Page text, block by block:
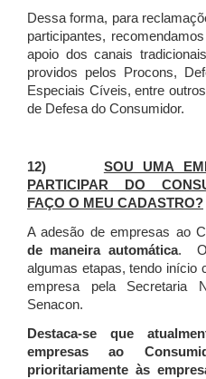
Dessa forma, para
participantes,
apoio dos canais
providos pelos Procons,
Especiais Cíveis, entre
de Defesa do Consumidor.
12) SOU UMA
PARTICIPAR DO
FAÇO O MEU CADASTRO?
A adesão de empresas ao
de maneira automática. O
algumas etapas, tendo início
empresa pela Secretaria
Senacon.
Destaca-se que
empresas ao
prioritariamente às